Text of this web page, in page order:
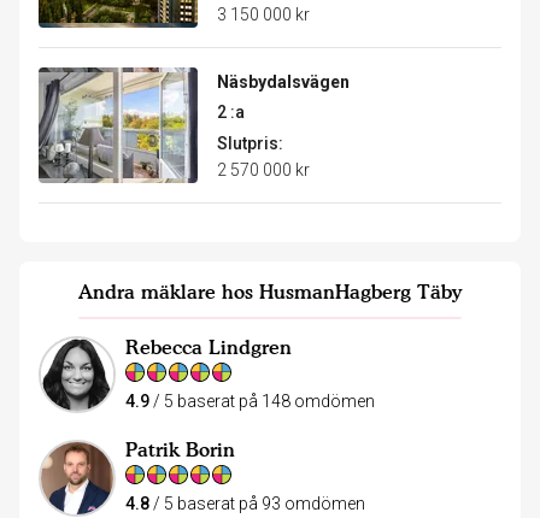
3 150 000 kr
Näsbydalsvägen
2 :a
Slutpris:
2 570 000 kr
Andra mäklare hos HusmanHagberg Täby
Rebecca Lindgren
4.9 / 5 baserat på 148 omdömen
Patrik Borin
4.8/ 5 baserat på 93 omdömen